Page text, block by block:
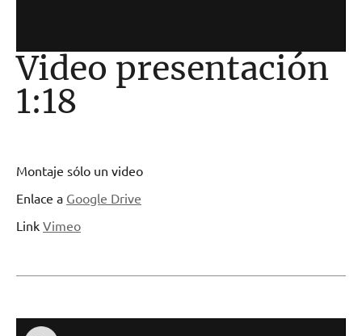
Video presentación
1:18
Montaje sólo un video
Enlace a Google Drive
Link Vimeo